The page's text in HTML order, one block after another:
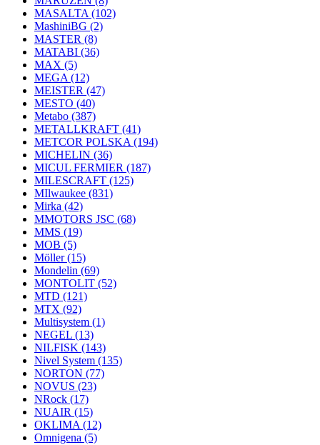
MASALTA (102)
MashiniBG (2)
MASTER (8)
MATABI (36)
MAX (5)
MEGA (12)
MEISTER (47)
MESTO (40)
Metabo (387)
METALLKRAFT (41)
METCOR POLSKA (194)
MICHELIN (36)
MICUL FERMIER (187)
MILESCRAFT (125)
MIlwaukee (831)
Mirka (42)
MMOTORS JSC (68)
MMS (19)
MOB (5)
Möller(15)
Mondelin (69)
MONTOLIT (52)
MTD (121)
MTX (92)
Multisystem (1)
NEGEL (13)
NILFISK (143)
Nivel System (135)
NORTON (77)
NOVUS (23)
NRock (17)
NUAIR (15)
OKLIMA (12)
Omnigena (5)